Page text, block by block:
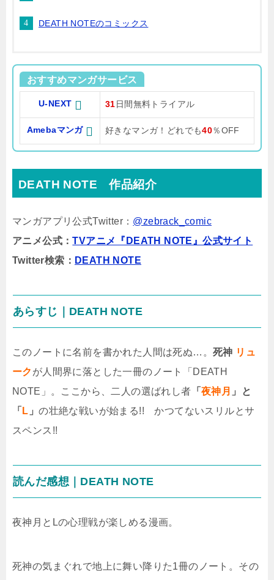
DEATH NOTEのコミックス
おすすめマンガサービス
U-NEXT 31 日間無料トライアル
Amebaマンガ 好きなマンガ！どれでも40％OFF
DEATH NOTE 作品紹介
マンガアプリ公式Twitter： @zebrack_comic
アニメ公式：TVアニメ『DEATH NOTE』公式サイト
Twitter検索： DEATH NOTE
あらすじ｜DEATH NOTE
このノートに名前を書かれた人間は死ぬ…。 死神 リュ
ーク が人間界に落とした一冊のノート「DEATH
NOTE」。ここから、二人の選ばれし者 「夜神月 」と
「 L 」の壮絶な戦いが始まる!! かつてないスリルとサ
スペンス!!
読んだ感想｜DEATH NOTE
夜神月とLの心理戦が楽しめる漫画。
死神の気まぐれで地上に舞い降りた1冊のノート。その